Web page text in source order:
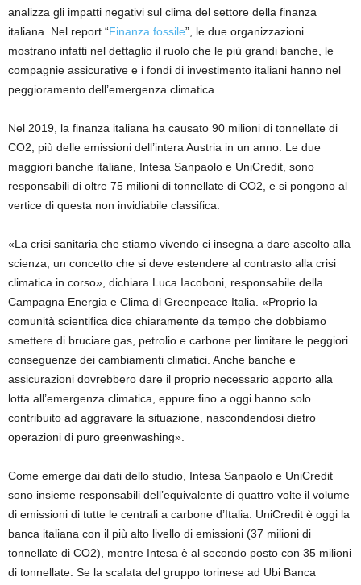
analizza gli impatti negativi sul clima del settore della finanza
italiana. Nel report “Finanza fossile”, le due organizzazioni
mostrano infatti nel dettaglio il ruolo che le più grandi banche, le
compagnie assicurative e i fondi di investimento italiani hanno nel
peggioramento dell’emergenza climatica.
Nel 2019, la finanza italiana ha causato 90 milioni di tonnellate di
CO2, più delle emissioni dell’intera Austria in un anno. Le due
maggiori banche italiane, Intesa Sanpaolo e UniCredit, sono
responsabili di oltre 75 milioni di tonnellate di CO2, e si pongono al
vertice di questa non invidiabile classifica.
«La crisi sanitaria che stiamo vivendo ci insegna a dare ascolto alla
scienza, un concetto che si deve estendere al contrasto alla crisi
climatica in corso», dichiara Luca Iacoboni, responsabile della
Campagna Energia e Clima di Greenpeace Italia. «Proprio la
comunità scientifica dice chiaramente da tempo che dobbiamo
smettere di bruciare gas, petrolio e carbone per limitare le peggiori
conseguenze dei cambiamenti climatici. Anche banche e
assicurazioni dovrebbero dare il proprio necessario apporto alla
lotta all’emergenza climatica, eppure fino a oggi hanno solo
contribuito ad aggravare la situazione, nascondendosi dietro
operazioni di puro greenwashing».
Come emerge dai dati dello studio, Intesa Sanpaolo e UniCredit
sono insieme responsabili dell’equivalente di quattro volte il volume
di emissioni di tutte le centrali a carbone d’Italia. UniCredit è oggi la
banca italiana con il più alto livello di emissioni (37 milioni di
tonnellate di CO2), mentre Intesa è al secondo posto con 35 milioni
di tonnellate. Se la scalata del gruppo torinese ad Ubi Banca